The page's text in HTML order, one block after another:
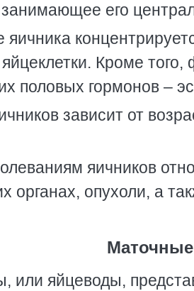
занимающее его
яичника
Кроме
половых гормонов –
зависит от
яичников
органах, опухоли, а
или яйцеводы,